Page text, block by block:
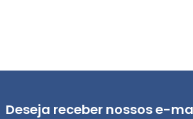
Deseja receber nossos e-